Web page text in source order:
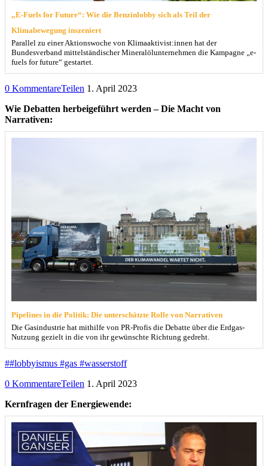
„E-Fuels for Future“: Wie die Benzinlobby sich als Teil der
Klimabewegung inszeniert
Parallel zu einer Aktionswoche von Klimaaktivist:innen hat der
Bundesverband mittelständischer Mineralölunternehmen die Kampagne „e-
fuels for future“ gestartet.
0 KommentareTeilen 1. April 2023
Wie Debatten herbeigeführt werden – Die Macht von
Narrativen:
Pipelines in die Politik: Die unterschätzte Rolle von Narrativen
Die Gasindustrie hat mithilfe von PR-Profis die Debatte über die Erdgas-
Nutzung gezielt in die von ihr gewünschte Richtung gedreht.
##lobbyismus #gas #wasserstoff
0 KommentareTeilen 1. April 2023
Kernfragen der Energiewende: